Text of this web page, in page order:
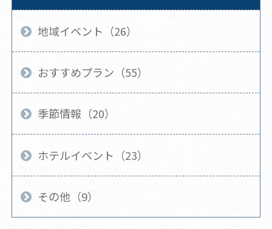
地域イベント（26）
おすすめプラン（55）
季節情報（20）
ホテルイベント（23）
その他（9）